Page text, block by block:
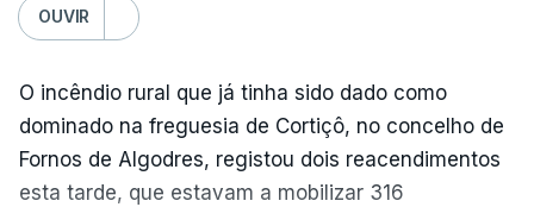
Tribunal Constitucional a fiscalização preventiva do
detenção e retorno de estrangeiros, aprovado com
votos a favor de PSD, IL e CDS-PP e a abstenção
do Chega.
OUVIR
O incêndio rural que já tinha sido dado como
dominado na freguesia de Cortiçô, no concelho de
Fornos de Algodres, registou dois reacendimentos
esta tarde, que estavam a mobilizar 316